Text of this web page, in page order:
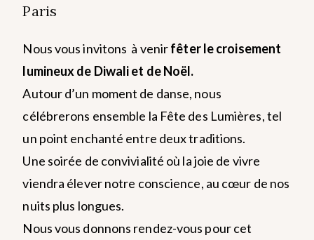
Paris
Nous vous invitons à venirfêter le croisement
lumineux de Diwali et de Noël.
Autour d’un moment de danse, nous
célébrerons ensemble la Fête des Lumières, tel
un point enchanté entre deux traditions.
Une soirée de convivialité où la joie de vivre
viendra élever notre conscience, au cœur de nos
nuits plus longues.
Nous vous donnons rendez-vous pour cet